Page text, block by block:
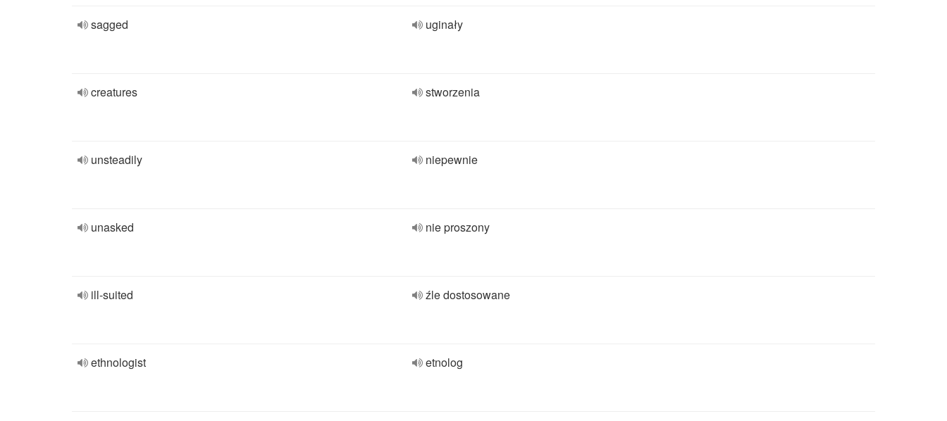
sagged uginały
creatures stworzenia
unsteadily niepewnie
unasked nie proszony
ill-suited źle dostosowane
ethnologist etnolog